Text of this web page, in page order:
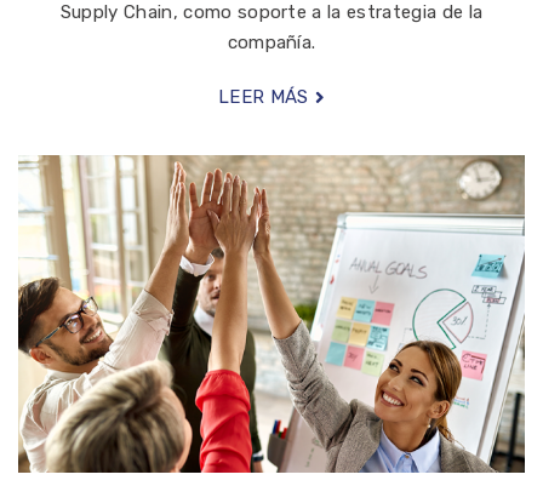
Supply Chain, como soporte a la estrategia de la
compañía.
LEER MÁS